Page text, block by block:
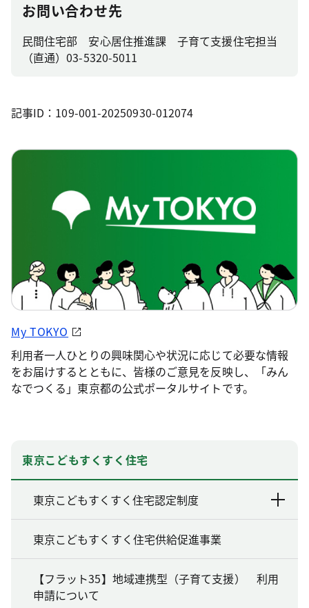
お問い合わせ先
民間住宅部 安心居住推進課 子育て支援住宅担当
（直通）03-5320-5011
記事ID：109-001-20250930-012074
My TOKYO
利用者一人ひとりの興味関心や状況に応じて必要な情報
をお届けするとともに、皆様のご意見を反映し、「みん
なでつくる」東京都の公式ポータルサイトです。
東京こどもすくすく住宅
東京こどもすくすく住宅認定制度
東京こどもすくすく住宅供給促進事業
【フラット35】地域連携型（子育て支援） 利用
申請について